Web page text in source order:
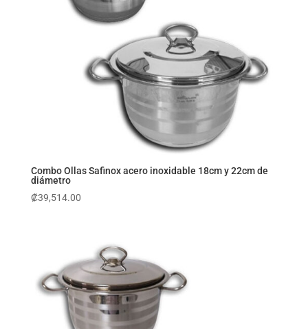
Combo Ollas Safinox acero inoxidable 18cm y 22cm de
diámetro
₡39,514.00